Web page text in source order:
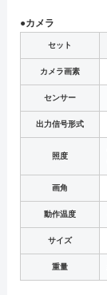
●カメラ
セット
カメラ画素
センサー
出力信号形式
照度
画角
動作温度
サイズ
重量